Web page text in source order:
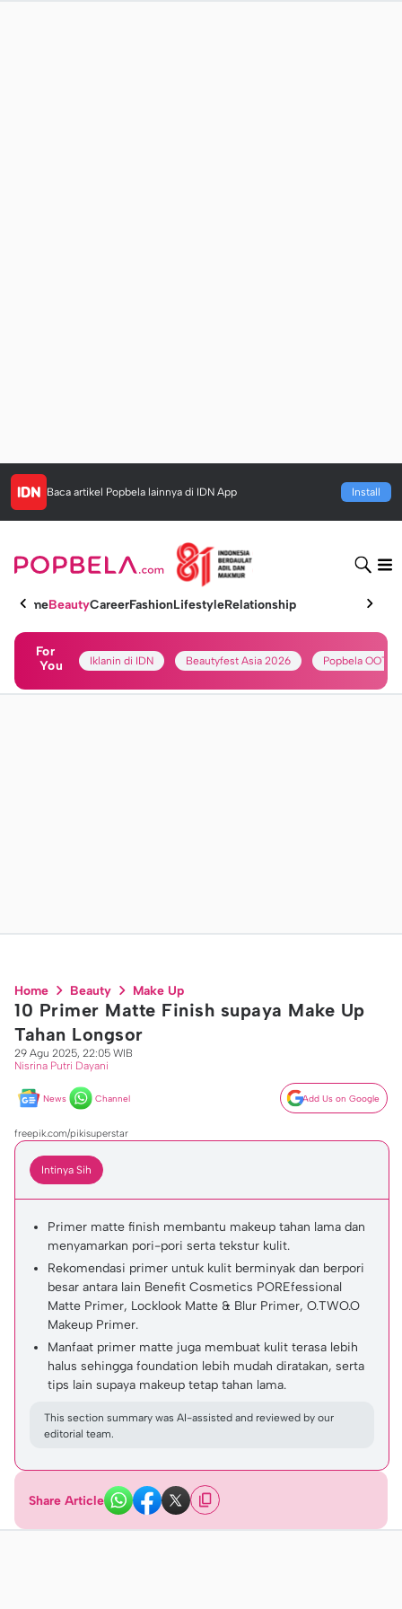
Baca artikel Popbela lainnya di IDN App Install
HomeBeautyCareerFashionLifestyleRelationship
For
You
Iklanin di IDN Beautyfest Asia 2026 Popbela OOTD
Home Beauty Make Up
10 Primer Matte Finish supaya Make Up
Tahan Longsor
29 Agu 2025, 22:05 WIB
Nisrina Putri Dayani
News Channel Add Us on Google
freepik.com/pikisuperstar
Intinya Sih
Primer matte finish membantu makeup tahan lama dan
menyamarkan pori-pori serta tekstur kulit.
Rekomendasi primer untuk kulit berminyak dan berpori
besar antara lain Benefit Cosmetics POREfessional
Matte Primer, Locklook Matte & Blur Primer, O.TWO.O
Makeup Primer.
Manfaat primer matte juga membuat kulit terasa lebih
halus sehingga foundation lebih mudah diratakan, serta
tips lain supaya makeup tetap tahan lama.
This section summary was AI-assisted and reviewed by our
editorial team.
Share Article